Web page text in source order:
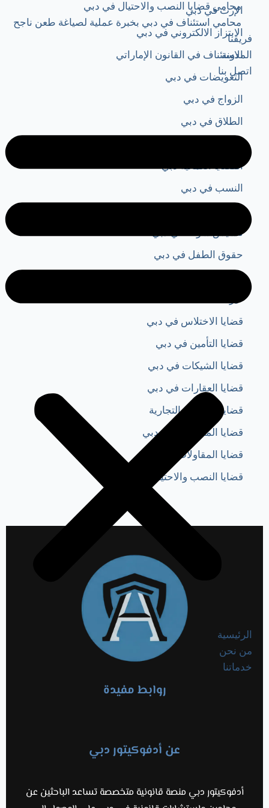
محامي قضايا النصب والاحتيال في دبي
محامي استئناف في دبي بخبرة عملية لصياغة طعن ناجح
فريقنا
المدونة
اتصل بنا
الرئيسية
من نحن
خدماتنا
الإرث في دبي
الابتزاز الالكتروني في دبي
الاستئناف في القانون الإماراتي
التعويضات في دبي
الزواج في دبي
الطلاق في دبي
القضايا العمالية دبي​
النسب في دبي
تأسيس شركة في دبي
حقوق الطفل في دبي
غير مصنف
قضايا الاختلاس في دبي
قضايا التأمين في دبي
قضايا الشيكات في دبي
قضايا العقارات في دبي
قضايا العلامات التجارية
قضايا المخدرات في دبي
قضايا المقاولات في دبي
قضايا النصب والاحتيال في دبي
روابط مفيدة
عن أدفوكيتور دبي
أدفوكيتور دبي منصة قانونية متخصصة تساعد الباحثين عن